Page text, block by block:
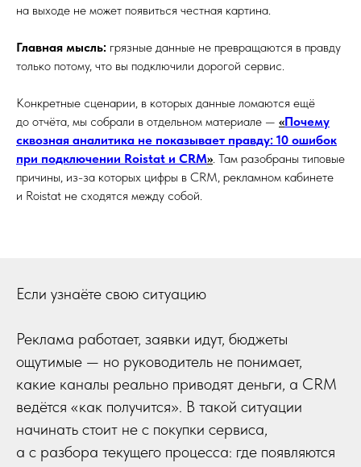
на выходе не может появиться честная картина.
Главная мысль: грязные данные не превращаются в правду
только потому, что вы подключили дорогой сервис.
Конкретные сценарии, в которых данные ломаются ещё
до отчёта, мы собрали в отдельном материале — «Почему
сквозная аналитика не показывает правду: 10 ошибок
при подключении Roistat и CRM» . Там разобраны типовые
причины, из-за которых цифры в CRM, рекламном кабинете
и Roistat не сходятся между собой.
Если узнаёте свою ситуацию
Реклама работает, заявки идут, бюджеты
ощутимые — но руководитель не понимает,
какие каналы реально приводят деньги, а CRM
ведётся «как получится». В такой ситуации
начинать стоит не с покупки сервиса,
а с разбора текущего процесса: где появляются